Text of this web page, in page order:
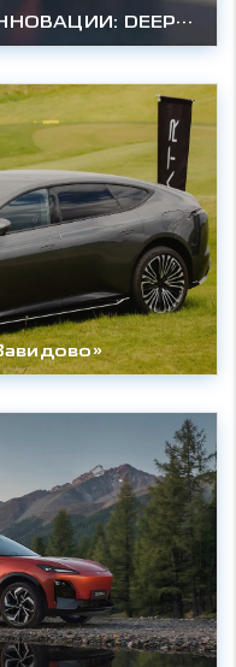
ИТАЛЬЯНСКИЙ СТИЛЬ И ИННОВАЦИИ: DEEPAL S07 – КОМПЛЕКТАЦИЯ «ТЕХНО» ДЛЯ РОССИЙСКИХ ДОРОГ